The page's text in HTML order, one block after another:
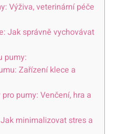
Výživa, veterinární péče
Jak správně vychovávat
pumy:
Zařízení klece a
pumy: Venčení, hra a
minimalizovat stres a